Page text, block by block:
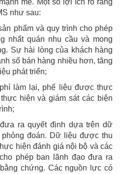
mẽ. Một số lợi ích rõ ràng
như sau:
phẩm và quy trình cho phép
nhất quán nhu cầu và mong
Sự hài lòng của khách hàng
số bán hàng nhiều hơn, tăng
phát triển;
làm lại, phế liệu được thực
hiện và giám sát các biện
ra quyết định dựa trên dữ
phỏng đoán. Dữ liệu được thu
hiện đánh giá nội bộ và các
phép ban lãnh đạo đưa ra
chứng. Các nguồn lực có